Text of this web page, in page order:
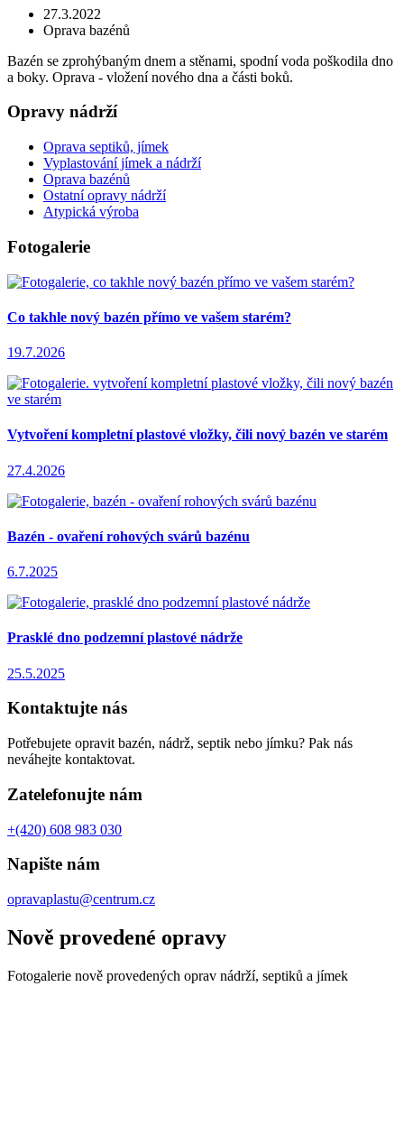
27.3.2022
Oprava bazénů
Bazén se zprohýbaným dnem a stěnami, spodní voda poškodila dno
a boky. Oprava - vložení nového dna a části boků.
Opravy nádrží
Oprava septiků, jímek
Vyplastování jímek a nádrží
Oprava bazénů
Ostatní opravy nádrží
Atypická výroba
Fotogalerie
Co takhle nový bazén přímo ve vašem starém?
19.7.2026
Vytvoření kompletní plastové vložky, čili nový bazén ve starém
27.4.2026
Bazén - ovaření rohových svárů bazénu
6.7.2025
Prasklé dno podzemní plastové nádrže
25.5.2025
Kontaktujte nás
Potřebujete opravit bazén, nádrž, septik nebo jímku? Pak nás
neváhejte kontaktovat.
Zatelefonujte nám
+(420) 608 983 030
Napište nám
opravaplastu@centrum.cz
Nově provedené opravy
Fotogalerie nově provedených oprav nádrží, septiků a jímek